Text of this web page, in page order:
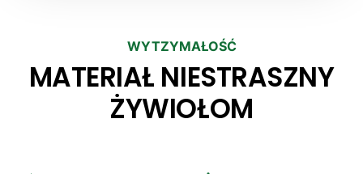
WYTZYMAŁOŚĆ
MATERIAŁ NIESTRASZNY
ŻYWIOŁOM